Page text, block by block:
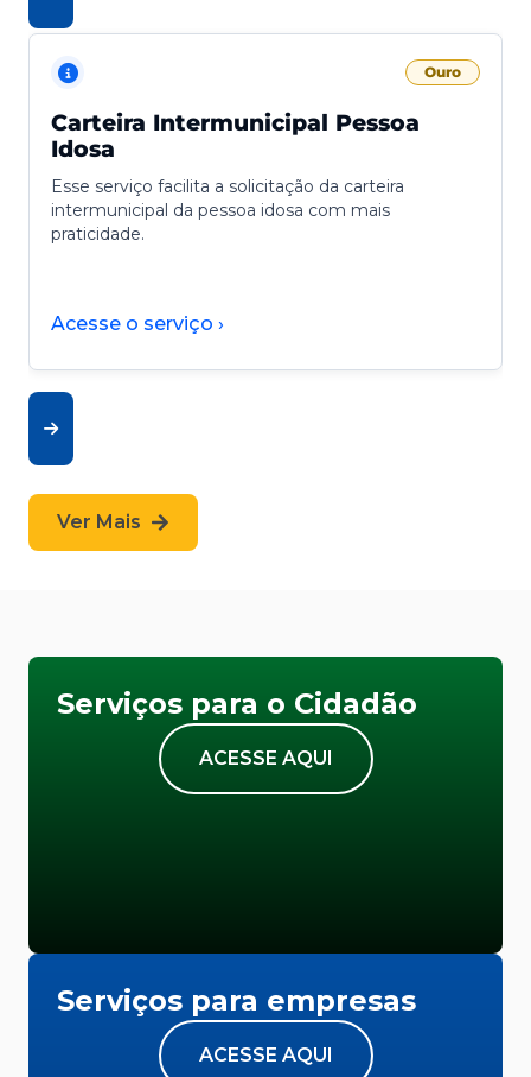
Ouro
Carteira Intermunicipal Pessoa
Idosa
Esse serviço facilita a solicitação da carteira
intermunicipal da pessoa idosa com mais
praticidade.
Acesse o serviço ›
Ver Mais
Serviços para o Cidadão
ACESSE AQUI
Serviços para empresas
ACESSE AQUI